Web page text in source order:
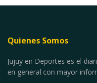
Quienes Somos
Jujuy en Deportes es el
en general con mayor